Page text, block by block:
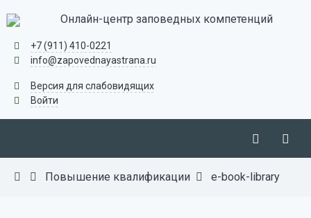
Онлайн-центр заповедных компетенций
+7 (911) 410-0221
info@zapovednayastrana.ru
Версия для слабовидящих
Войти
Повышение квалификации e-book-library